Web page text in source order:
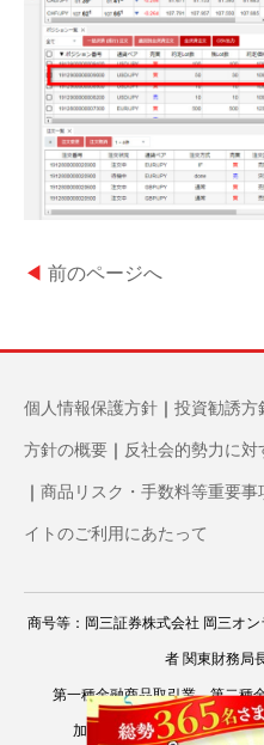
◀ 前のページへ
個人情報保護方針 投資勧誘方
方針の概要 反社会的勢力に対
商品リスク・手数料等重要事
イトのご利用にあたって
商号等：岡三証券株式会社 岡三オ
者 関東財務局
第一種金融商品取引業、第二種
加入協会：日本証券業協会、